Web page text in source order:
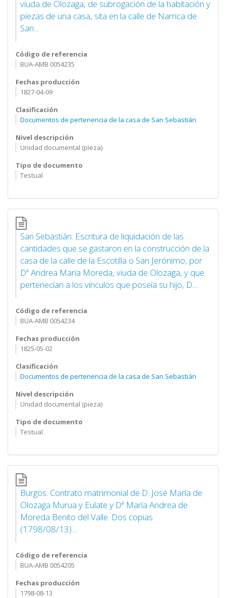
viuda de Olozaga, de subrogación de la habitación y
piezas de una casa, sita en la calle de Narrica de
San...
Código de referencia
BUA-AMB 0054235
Fechas producción
1827-04-09
Clasificación
Documentos de pertenencia de la casa de San Sebastián
Nivel descripción
Unidad documental (pieza)
Tipo de documento
Testual
San Sebastián. Escritura de liquidación de las
cantidades que se gastaron en la construcción de la
casa de la calle de la Escotilla o San Jerónimo, por
Dª Andrea María Moreda, viuda de Olozaga, y que
pertenecían a los vínculos que poseía su hijo, D....
Código de referencia
BUA-AMB 0054234
Fechas producción
1825-05-02
Clasificación
Documentos de pertenencia de la casa de San Sebastián
Nivel descripción
Unidad documental (pieza)
Tipo de documento
Testual
Burgos. Contrato matrimonial de D. José María de
Olozaga Murua y Eulate y Dª María Andrea de
Moreda Benito del Valle. Dos copias
(1798/08/13)....
Código de referencia
BUA-AMB 0054205
Fechas producción
1798-08-13